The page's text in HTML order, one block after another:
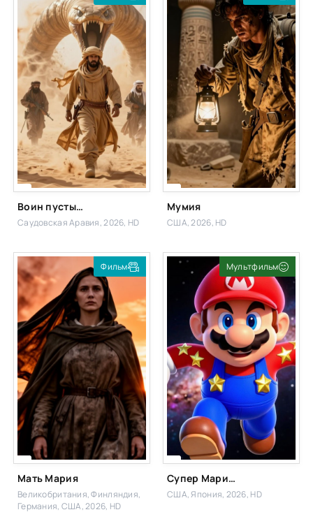
Воин пустыни
Саудовская Аравия, 2026, HD
Мумия
США, 2026, HD
Фильм
Мать Мария
Великобритания, Финляндия,
Германия, США, 2026, HD
Фильм
Мультфильм
Супер Марио: Галактическое кино
США, Япония, 2026, HD